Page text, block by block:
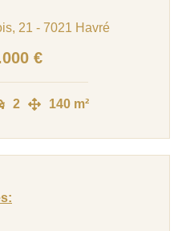
21 - 7021 Havré
€
2 140 m²